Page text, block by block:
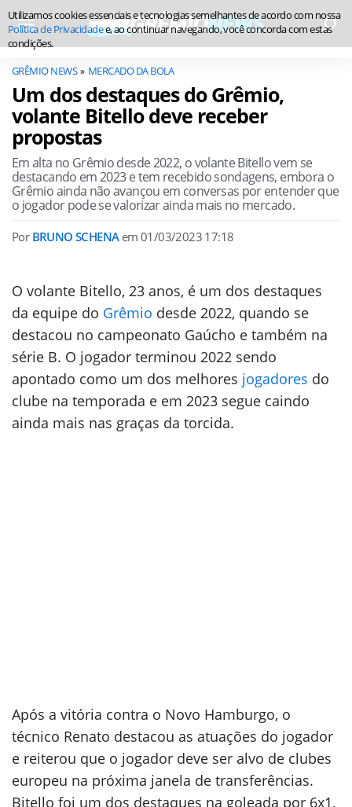
GRÊMIO NEWS MERCADO DA BOLA
Um dos destaques do Grêmio,
volante Bitello deve receber
propostas
Em alta no Grêmio desde 2022, o volante Bitello vem se
destacando em 2023 e tem recebido sondagens, embora o
Grêmio ainda não avançou em conversas por entender que
o jogador pode se valorizar ainda mais no mercado.
Por BRUNO SCHENAem01/03/2023 17:18
O volante Bitello, 23 anos, é um dos destaques
da equipe do Grêmio desde 2022, quando se
destacou no campeonato Gaúcho e também na
série B. O jogador terminou 2022 sendo
apontado como um dos melhores jogadores do
clube na temporada e em 2023 segue caindo
ainda mais nas graças da torcida.
Após a vitória contra o Novo Hamburgo, o
técnico Renato destacou as atuações do jogador
e reiterou que o jogador deve ser alvo de clubes
europeu na próxima janela de transferências.
Bitello foi um dos destaques na goleada por 6x1,
Utilizamos cookies essenciais e tecnologias semelhantes de acordo com nossa
Política de Privacidadee, ao continuar navegando, você concorda com estas
condições.